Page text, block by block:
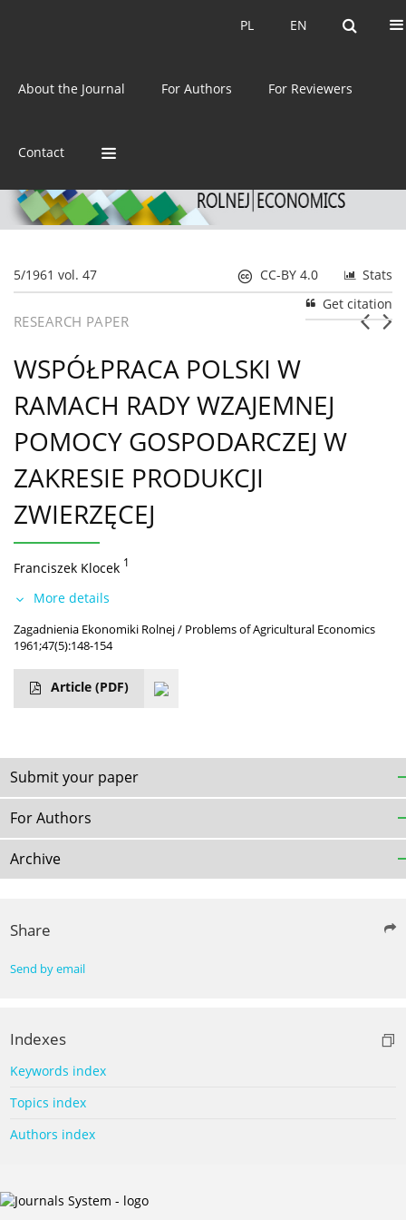
EN
PL EN
PL
About the Journal For Authors For Reviewers
Contact
ISSN: 0044-1600
5/1961 vol. 47 Stats
CC-BY 4.0
Get citation
RESEARCH PAPER
WSPÓŁPRACA POLSKI W
RAMACH RADY WZAJEMNEJ
POMOCY GOSPODARCZEJ W
ZAKRESIE PRODUKCJI
ZWIERZĘCEJ
Franciszek Klocek 1
More details
Zagadnienia Ekonomiki Rolnej / Problems of Agricultural Economics
1961;47(5):148-154
Article (PDF)
Submit your paper
For Authors
Archive
Share
Send by email
Indexes
Keywords index
Topics index
Authors index